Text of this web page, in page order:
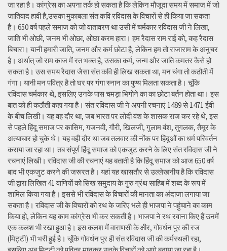
जा रहा है। कांग्रेस का अपना तर्क हो सकता है कि लेकिन मौजूदा समय में समाज में जो
जातिवाद हावी है,उसका मुकाबला संत कवि रविदास के विचारों से ही किया जा सकता
है। 650 वर्ष पहले समाज को जो वातावरण था उसी में चर्मकार रविदास जी ने लिखा,
जाति भी ओछी, जनम भी ओछा, ओछा करम हारा। हम रैदास राम राई को, कह रैदास
बिचारा। यानी हमारी जाति, जनम और कर्म छोटा है, लेकिन हम तो राजाराम के अनुचर
है। अर्थात् जो राम काज में रत भक्त है, उसका कर्म, जन्म और जाति कमतर कैसे हो
सकता है। उस समय रैदास जैसा संत कवि ही लिख सकता था, मन चंगा तो कठौती में
गंगा। यानी मन पवित्र है तो घर पर गंगा स्नान का पुण्य मिलता सकता है। चूंकि
रविदास चर्मकार थे, इसलिए उनके पास चमड़ा भिगोने का का छोटा बर्तन होता था। इस
बात को ही कठौती कहा गया है। संत रविदास जी ने अपनी रचनाएं 1489 से 1471 ईवी
के बीच लिखी। यह वह दौर था, जब भारत पर लोदी वंश के शासक राज कर रहे थे, इस
से पहले हिंदू समाज पर कासिम, गजनवी, गौरी, खिलजी, गुलाम वंश, तुगलक, तैमूर के
अत्याचार हो चुके थे। यह वही दौर था जब तलवार की नोंक पर हिंदुओं का धर्म परिवर्तन
कराया जा रहा था। तब संपूर्ण हिंदू समाज को एकजुट करने के लिए संत रविदास जी ने
रचनाएं लिखी। रविदास जी की रचनाएं यह बताती है कि हिंदू समाज को आज 650 वर्ष
बाद भी एकजुट करने की जरूरत है। यहां यह खासतौर से उल्लेखनीय है कि रविदास
जी द्वारा लिखित 41 वाणियोंं को सिख समुदाय के गुरु ग्रंथ साहिब में शब्द के रूप में
शामिल किया गया है। इससे भी रविदास के विचारों की मानता का अंदाजा लगाया जा
सकता है। रविदास जी के विचारों को रथ के जरिए भले ही भाजपा ने पहुंचाने का काम
किया हो, लेकिन यह काम कांग्रेस भी कर सकती है। भाजपा ने रथ रवाना किए हैं उनमें
एक कलश भी रखा हुआ है। इस कलश में वाराणसी के क्षीर, गोवर्धन पुर की रज
(मिट्टी) भी भरी हुई है। चूंकि गोवर्धन पुर ही संत रविदास जी की कर्मस्थली रहा,